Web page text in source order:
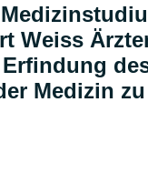
Weiss
Medizin